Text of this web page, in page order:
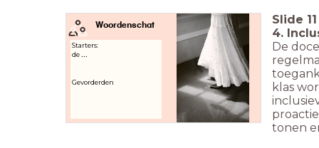
Woordenschat
Starters:
de...
Gevorderden
Slide 11
4.
De
klas
tonen